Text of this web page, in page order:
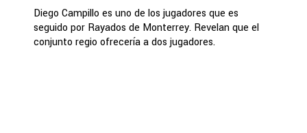
Diego Campillo es uno de los jugadores que es
seguido por Rayados de Monterrey. Revelan que el
conjunto regio ofrecería a dos jugadores.